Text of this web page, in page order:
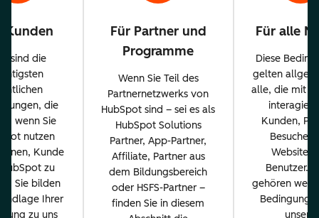
Kunden
sind die
die
wenn Sie
nutzen
Kunde
zu
Sie bilden
Ihrer
zu uns
Für Partner und
Programme
Wenn Sie Teil des
Partnernetzwerks von
HubSpot sind – sei es als
HubSpot Solutions
Partner, App-Partner,
Affiliate, Partner aus
dem Bildungsbereich
oder HSFS-Partner –
finden Sie in diesem
Für alle
Diese
gelten
alle, die mit
Kunden,
Besucher
Website
Benutzer.
gehören
unsere